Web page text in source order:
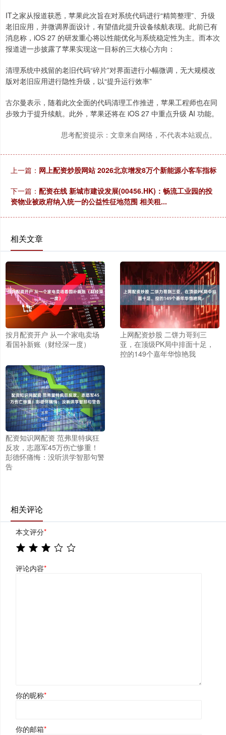
IT之家从报道获悉，苹果此次旨在对系统代码进行“精简整理”、升级
老旧应用，并微调界面设计，有望借此提升设备续航表现。此前已有
消息称，iOS 27 的研发重心将以性能优化与系统稳定性为主。而本次
报道进一步披露了苹果实现这一目标的三大核心方向：
清理系统中残留的老旧代码“碎片”对界面进行小幅微调，无大规模改
版对老旧应用进行隐性升级，以“提升运行效率”
古尔曼表示，随着此次全面的代码清理工作推进，苹果工程师也在同
步致力于提升续航。此外，苹果还将在 iOS 27 中重点升级 AI 功能。
思考配资提示：文章来自网络，不代表本站观点。
上一篇： 网上配资炒股网站 2026北京增发8万个新能源小客车指标
下一篇： 配资在线 新城市建设发展(00456.HK)：畅流工业园的投
资物业被政府纳入统一的公益性征地范围 相关租...
相关文章
按月配资开户 从一个家电卖场
看国补新账（财经深一度）
上网配资炒股 二饼力哥到三
亚，在顶级PK局中排面十足，
控的149个嘉年华惊艳我
配资知识网配资 范弗里特疯狂
反攻，志愿军45万伤亡惨重！
彭德怀痛悔：没听洪学智那句警
告
相关评论
本文评分*
评论内容*
你的昵称*
你的邮箱*